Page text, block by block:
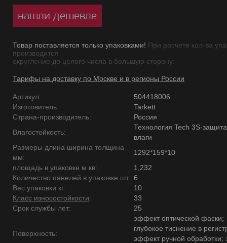
нашли дешевле
Товар поставляется только упаковками! При расчете кол-ва
производится
округление до целого числа в большую сторону.
Тарифы на доставку по Москве и в регионы России
Артикул:
504418006
Изготовитель:
Tarkett
Страна-производитель:
Россия
Влагостойкость:
Технология Tech 3S-
влаги
Размеры длина ширина толщина
мм:
1292*159*10
площадь в упаковке м кв:
1,232
Количество панелей в упаковке шт: 6
Вес упаковки кг:
10
Класс износостойкости:
33
Срок службы лет:
25
Поверхность:
эффект оптической фаски;
глубокое тиснение в
эффект ручной обработки;